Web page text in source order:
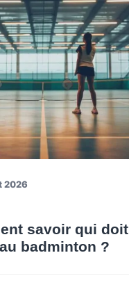
2026
savoir qui doit
badminton ?